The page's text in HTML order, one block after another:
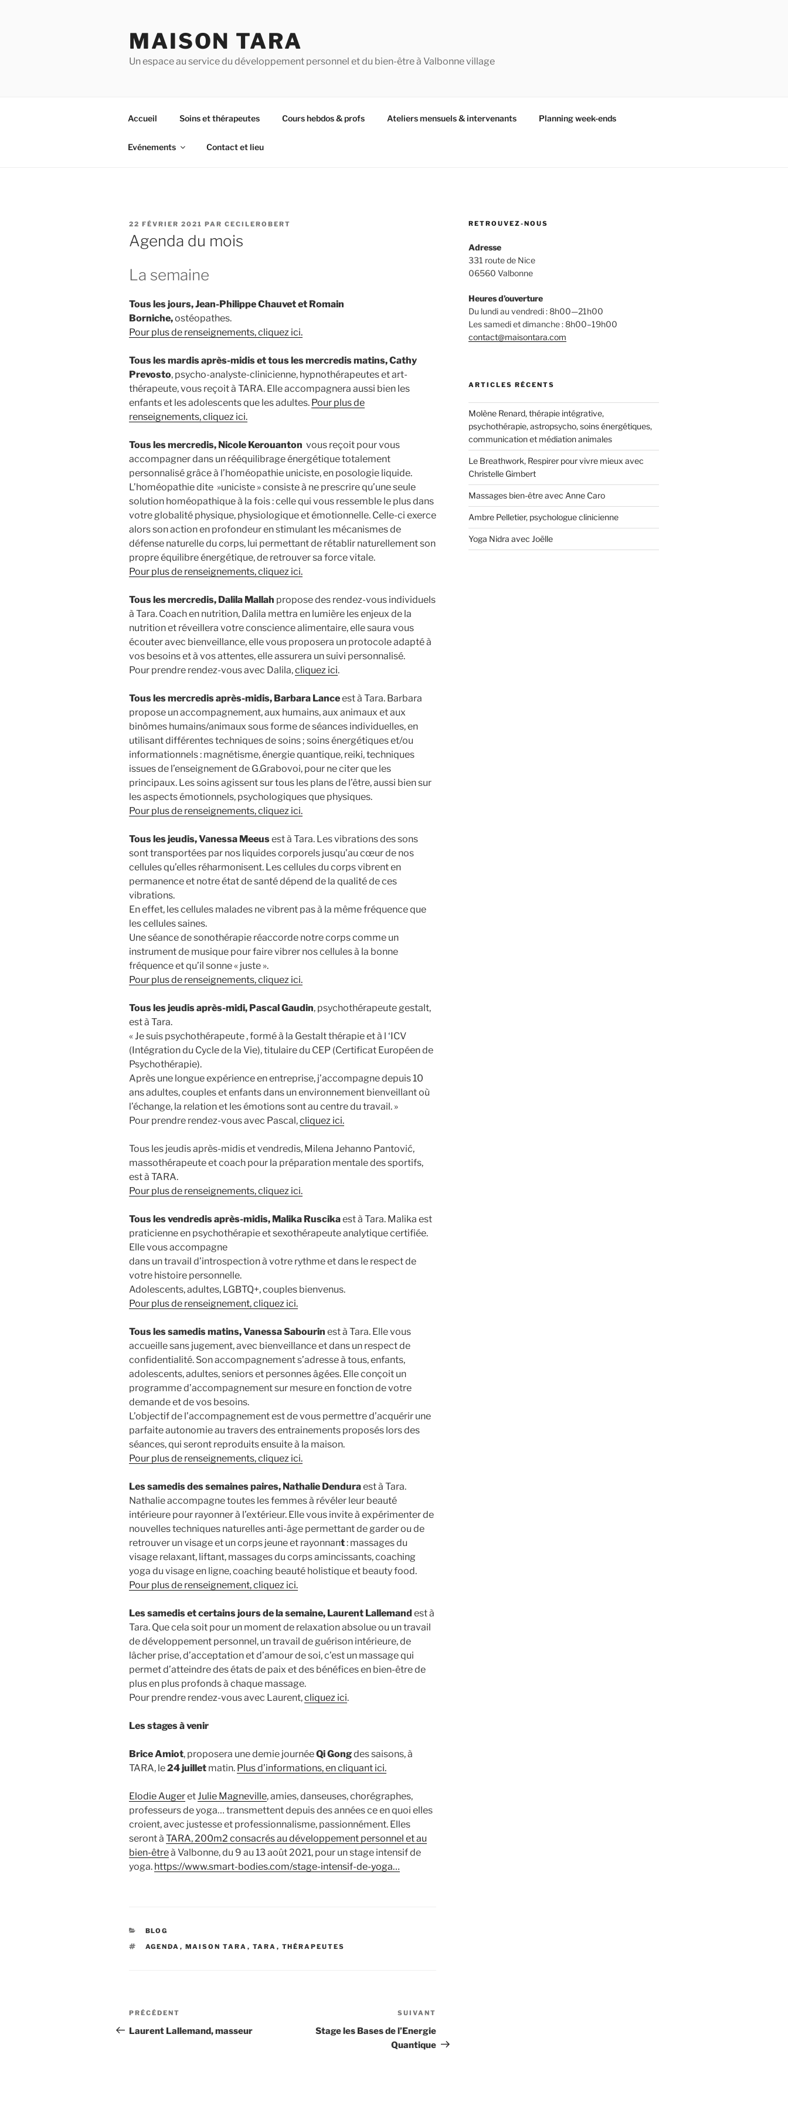
MAISON TARA
Un espace au service du développement personnel et du bien-être à Valbonne village
Accueil Soins et thérapeutes Cours hebdos & profs Ateliers mensuels & intervenants Planning week-ends
Evénements Contact et lieu
PUBLIÉ
LE
22 FÉVRIER 2021 PAR CECILEROBERT
Agenda du mois
La semaine
Tous les jours, Jean-Philippe Chauvet et Romain
Borniche,ostéopathes.
Pour plus de renseignements, cliquez ici.
Tous les mardis après-midis et tous les mercredis matins, Cathy
Prevosto, psycho-analyste-clinicienne, hypnothérapeutes et art-
thérapeute, vous reçoit à TARA. Elle accompagnera aussi bien les
enfants et les adolescents que les adultes. Pour plus de
renseignements, cliquez ici.
Tous les mercredis, Nicole Kerouanton vous reçoit pour vous
accompagner dans un rééquilibrage énergétique totalement
personnalisé grâce à l’homéopathie uniciste, en posologie liquide.
L’homéopathie dite »uniciste » consiste à ne prescrire qu’une seule
solution homéopathique à la fois : celle qui vous ressemble le plus dans
votre globalité physique, physiologique et émotionnelle. Celle-ci exerce
alors son action en profondeur en stimulant les mécanismes de
défense naturelle du corps, lui permettant de rétablir naturellement son
propre équilibre énergétique, de retrouver sa force vitale.
Pour plus de renseignements, cliquez ici.
Tous les mercredis, Dalila Mallah propose des rendez-vous individuels
à Tara. Coach en nutrition, Dalila mettra en lumière les enjeux de la
nutrition et réveillera votre conscience alimentaire, elle saura vous
écouter avec bienveillance, elle vous proposera un protocole adapté à
vos besoins et à vos attentes, elle assurera un suivi personnalisé.
Pour prendre rendez-vous avec Dalila,cliquez ici.
Tous les mercredis après-midis, Barbara Lanceest à Tara. Barbara
propose un accompagnement, aux humains, aux animaux et aux
binômes humains/animaux sous forme de séances individuelles, en
utilisant différentes techniques de soins ; soins énergétiques et/ou
informationnels : magnétisme, énergie quantique, reiki, techniques
issues de l’enseignement de G.Grabovoi, pour ne citer que les
principaux. Les soins agissent sur tous les plans de l’être, aussi bien sur
les aspects émotionnels, psychologiques que physiques.
Pour plus de renseignements, cliquez ici.
Tous les jeudis, Vanessa Meeusest à Tara. Les vibrations des sons
sont transportées par nos liquides corporels jusqu’au cœur de nos
cellules qu’elles réharmonisent. Les cellules du corps vibrent en
permanence et notre état de santé dépend de la qualité de ces
vibrations.
En effet, les cellules malades ne vibrent pas à la même fréquence que
les cellules saines.
Une séance de sonothérapie réaccorde notre corps comme un
instrument de musique pour faire vibrer nos cellules à la bonne
fréquence et qu’il sonne « juste ».
Pour plus de renseignements, cliquez ici.
Tous les jeudis après-midi, Pascal Gaudin, psychothérapeute gestalt,
est à Tara.
« Je suis psychothérapeute , formé à la Gestalt thérapie et à l ‘ICV
(Intégration du Cycle de la Vie), titulaire du CEP (Certificat Européen de
Psychothérapie).
Après une longue expérience en entreprise, j’accompagne depuis 10
ans adultes, couples et enfants dans un environnement bienveillant où
l’échange, la relation et les émotions sont au centre du travail. »
Pour prendre rendez-vous avec Pascal,cliquez ici.
Tous les jeudis après-midis et vendredis, Milena Jehanno Pantović,
massothérapeute et coach pour la préparation mentale des sportifs,
est à TARA.
Pour plus de renseignements, cliquez ici.
Tous les vendredis après-midis, Malika Ruscikaest à Tara. Malika est
praticienne en psychothérapie et sexothérapeute analytique certifiée.
Elle vous accompagne
dans un travail d’introspection à votre rythme et dans le respect de
votre histoire personnelle.
Adolescents, adultes, LGBTQ+, couples bienvenus.
Pour plus de renseignement, cliquez ici.
Tous les samedis matins, Vanessa Sabourin est à Tara. Elle vous
accueille sans jugement, avec bienveillance et dans un respect de
confidentialité. Son accompagnement s’adresse à tous, enfants,
adolescents, adultes, seniors et personnes âgées. Elle conçoit un
programme d’accompagnement sur mesure en fonction de votre
demande et de vos besoins.
L’objectif de l’accompagnement est de vous permettre d’acquérir une
parfaite autonomie au travers des entrainements proposés lors des
séances, qui seront reproduits ensuite à la maison.
Pour plus de renseignements, cliquez ici.
Les samedis des semaines paires, Nathalie Denduraest à Tara.
Nathalie accompagne toutes les femmes à révéler leur beauté
intérieure pour rayonner à l’extérieur. Elle vous invite à expérimenter de
nouvelles techniques naturelles anti-âge permettant de garder ou de
retrouver un visage et un corps jeune et rayonnant: massages du
visage relaxant, liftant, massages du corps amincissants, coaching
yoga du visage en ligne, coaching beauté holistique et beauty food.
Pour plus de renseignement, cliquez ici.
Les samedis et certains jours de la semaine, Laurent Lallemand est à
Tara. Que cela soit pour un moment de relaxation absolue ou un travail
de développement personnel, un travail de guérison intérieure, de
lâcher prise, d’acceptation et d’amour de soi, c’est un massage qui
permet d’atteindre des états de paix et des bénéfices en bien-être de
plus en plus profonds à chaque massage.
Pour prendre rendez-vous avec Laurent,cliquez ici.
Les stages à venir
Brice Amiot, proposera une demie journéeQi Gongdes saisons, à
TARA, le24 juillet matin. Plus d’informations, en cliquant ici.
Elodie Augeret Julie Magneville, amies, danseuses, chorégraphes,
professeurs de yoga… transmettent depuis des années ce en quoi elles
croient, avec justesse et professionnalisme, passionnément. Elles
seront à TARA, 200m2 consacrés au développement personnel et au
bien-êtreà Valbonne, du 9 au 13 août 2021, pour un stage intensif de
yoga. https://www.smart-bodies.com/stage-intensif-de-yoga…
CATÉGORIES
BLOG
ÉTIQUETTES
AGENDA , MAISON TARA , TARA , THÉRAPEUTES
Navigation
de
Article
précédent
PRÉCÉDENT
Laurent Lallemand, masseur
suivant
SUIVANT
Stage les Bases de l’Energie
Quantique
RETROUVEZ-NOUS
Adresse
331 route de Nice
06560 Valbonne
Heures d’ouverture
Du lundi au vendredi : 8h00—21h00
Les samedi et dimanche : 8h00–19h00
contact@maisontara.com
ARTICLES RÉCENTS
Molène Renard, thérapie intégrative,
psychothérapie, astropsycho, soins énergétiques,
communication et médiation animales
Le Breathwork, Respirer pour vivre mieux avec
Christelle Gimbert
Massages bien-être avec Anne Caro
Ambre Pelletier, psychologue clinicienne
Yoga Nidra avec Joëlle